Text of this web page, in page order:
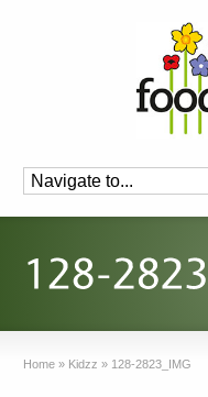
Home » Kidzz » 128-2823_IMG